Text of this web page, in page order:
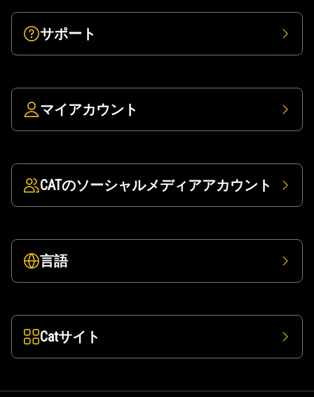
サポート
マイアカウント
CATのソーシャルメディアアカウント
言語
Catサイト